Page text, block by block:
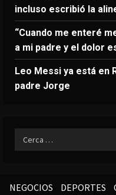
incluso escribió la
“Cuando me enteré
a mi padre y el dolor
Leo Messi ya está en
padre Jorge
Ricerca
per:
NEGOCIOS DEPORTES